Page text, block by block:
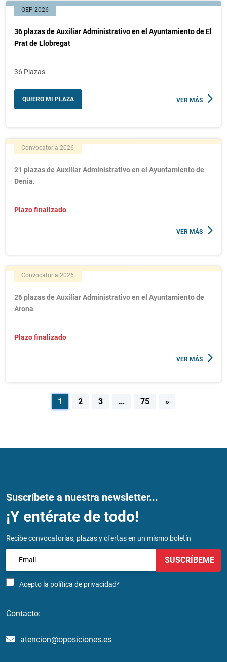
OEP 2026
36 plazas de Auxiliar Administrativo en el Ayuntamiento de El
Prat de Llobregat
36 Plazas
QUIERO MI PLAZA VER MÁS
Convocatoria 2026
21 plazas de Auxiliar Administrativo en el Ayuntamiento de
Denia.
Plazo finalizado
VER MÁS
Convocatoria 2026
26 plazas de Auxiliar Administrativo en el Ayuntamiento de
Arona
Plazo finalizado
VER MÁS
Navegación
1 2 3 … 75 »
Suscríbete a nuestra newsletter...
¡Y entérate de todo!
Recibe convocatorias, plazas y ofertas en un mismo boletín
Acepto la política de privacidad*
SUSCRÍBEME
Contacto:
atencion@oposiciones.es